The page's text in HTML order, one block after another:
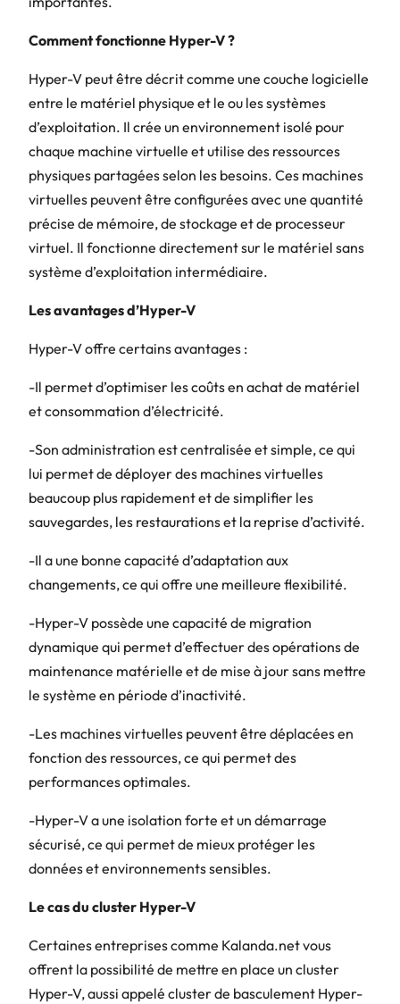
Comment fonctionne Hyper-V ?
Hyper-V peut être décrit comme une couche logicielle
entre le matériel physique et le ou les systèmes
d’exploitation. Il crée un environnement isolé pour
chaque machine virtuelle et utilise des ressources
physiques partagées selon les besoins. Ces machines
virtuelles peuvent être configurées avec une quantité
précise de mémoire, de stockage et de processeur
virtuel. Il fonctionne directement sur le matériel sans
système d’exploitation intermédiaire.
Les avantages d’Hyper-V
Hyper-V offre certains avantages :
-Il permet d’optimiser les coûts en achat de matériel
et consommation d’électricité.
-Son administration est centralisée et simple, ce qui
lui permet de déployer des machines virtuelles
beaucoup plus rapidement et de simplifier les
sauvegardes, les restaurations et la reprise d’activité.
-Il a une bonne capacité d’adaptation aux
changements, ce qui offre une meilleure flexibilité.
-Hyper-V possède une capacité de migration
dynamique qui permet d’effectuer des opérations de
maintenance matérielle et de mise à jour sans mettre
le système en période d’inactivité.
-Les machines virtuelles peuvent être déplacées en
fonction des ressources, ce qui permet des
performances optimales.
-Hyper-V a une isolation forte et un démarrage
sécurisé, ce qui permet de mieux protéger les
données et environnements sensibles.
Le cas du cluster Hyper-V
Certaines entreprises comme Kalanda.net vous
offrent la possibilité de mettre en place un cluster
Hyper-V, aussi appelé cluster de basculement Hyper-